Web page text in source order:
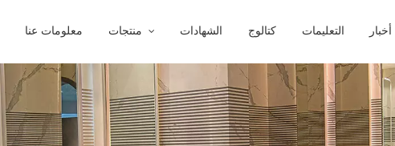
معلومات عنا الشهادات كتالوج التعليمات أخبار